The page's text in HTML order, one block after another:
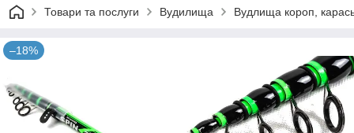
Товари та послуги Вудилища Вудлища короп,
–18%